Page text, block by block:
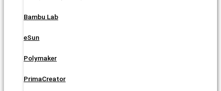
Bambu Lab
eSun
Polymaker
PrimaCreator